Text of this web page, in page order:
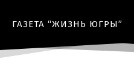
ГАЗЕТА “ЖИЗНЬ ЮГРЫ”